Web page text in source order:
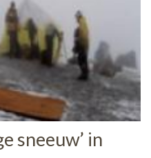
sneeuw’ in